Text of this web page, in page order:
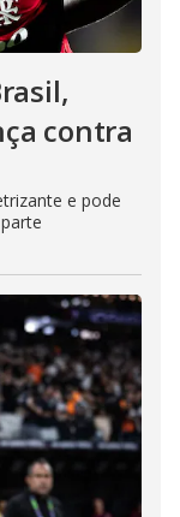
contra
e pode